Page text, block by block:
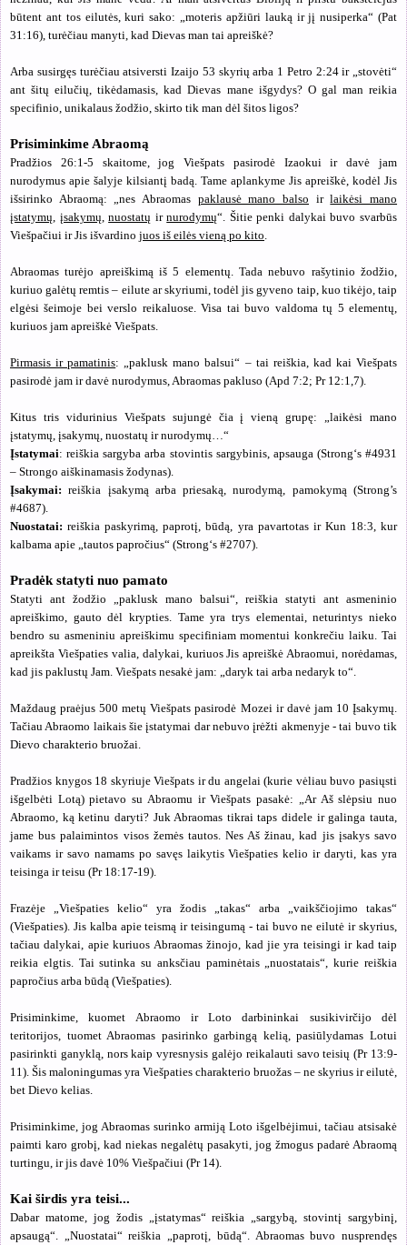
būtent ant tos eilutės, kuri sako: „moteris apžiūri lauką ir jį nusiperka“ (Pat
31:16), turėčiau manyti, kad Dievas man tai apreiškė?
Arba susirgęs turėčiau atsiversti Izaijo 53 skyrių arba 1 Petro 2:24 ir „stovėti“
ant šitų eilučių, tikėdamasis, kad Dievas mane išgydys? O gal man reikia
specifinio, unikalaus žodžio, skirto tik man dėl šitos ligos?
Prisiminkime Abraomą
Pradžios 26:1-5 skaitome, jog Viešpats pasirodė Izaokui ir davė jam
nurodymus apie šalyje kilsiantį badą. Tame aplankyme Jis apreiškė, kodėl Jis
išsirinko Abraomą: „nes Abraomas paklausė mano balso irlaikėsi mano
įstatymų įsakymų ,nuostatų irnurodymų“. Šitie penki dalykai buvo svarbūs
Viešpačiui ir Jis išvardino juos iš eilės vieną po kito
Abraomas turėjo apreiškimą iš 5 elementų. Tada nebuvo rašytinio žodžio,
kuriuo galėtų remtis – eilute ar skyriumi, todėl jis gyveno taip, kuo tikėjo, taip
elgėsi šeimoje bei verslo reikaluose. Visa tai buvo valdoma tų 5 elementų,
kuriuos jam apreiškė Viešpats.
Pirmasis ir pamatinis: „paklusk mano balsui“ – tai reiškia, kad kai Viešpats
pasirodė jam ir davė nurodymus, Abraomas pakluso (Apd 7:2; Pr 12:1,7).
Kitus tris vidurinius Viešpats sujungė čia į vieną grupę: „laikėsi mano
įstatymų, įsakymų, nuostatų ir nurodymų…“
Įstatymai: reiškia sargyba arba stovintis sargybinis, apsauga (Strong‘s #4931
– Strongo aiškinamasis žodynas).
Įsakymai:reiškia įsakymą arba priesaką, nurodymą, pamokymą (Strong’s
#4687).
Nuostatai:reiškia paskyrimą, paprotį, būdą, yra pavartotas ir Kun 18:3, kur
kalbama apie „tautos papročius“ (Strong‘s #2707).
Pradėk statyti nuo pamato
Statyti ant žodžio „paklusk mano balsui“, reiškia statyti ant asmeninio
apreiškimo, gauto dėl krypties. Tame yra trys elementai, neturintys nieko
bendro su asmeniniu apreiškimu specifiniam momentui konkrečiu laiku. Tai
apreikšta Viešpaties valia, dalykai, kuriuos Jis apreiškė Abraomui, norėdamas,
kad jis paklustų Jam. Viešpats nesakė jam: „daryk tai arba nedaryk to“.
Maždaug praėjus 500 metų Viešpats pasirodė Mozei ir davė jam 10 Įsakymų.
Tačiau Abraomo laikais šie įstatymai dar nebuvo įrėžti akmenyje - tai buvo tik
Dievo charakterio bruožai.
Pradžios knygos 18 skyriuje Viešpats ir du angelai (kurie vėliau buvo pasiųsti
išgelbėti Lotą) pietavo su Abraomu ir Viešpats pasakė:
„Ar Aš slėpsiu nuo
Abraomo, ką ketinu daryti? Juk Abraomas tikrai taps didele ir galinga tauta,
jame bus palaimintos visos žemės tautos. Nes Aš žinau, kad jis įsakys savo
vaikams ir savo namams po savęs laikytis Viešpaties kelio ir daryti, kas yra
teisinga ir teisu (Pr 18:17-19).
Frazėje „Viešpaties kelio“ yra žodis „takas“ arba „vaikščiojimo takas“
(Viešpaties). Jis kalba apie teismą ir teisingumą - tai buvo ne eilutė ir skyrius,
tačiau dalykai, apie kuriuos Abraomas žinojo, kad jie yra teisingi ir kad taip
reikia elgtis. Tai sutinka su anksčiau paminėtais „nuostatais“, kurie reiškia
papročius arba būdą (Viešpaties).
Prisiminkime, kuomet Abraomo ir Loto darbininkai susikivirčijo dėl
teritorijos, tuomet Abraomas pasirinko garbingą kelią, pasiūlydamas Lotui
pasirinkti ganyklą, nors kaip vyresnysis galėjo reikalauti savo teisių (Pr 13:9-
11). Šis maloningumas yra Viešpaties charakterio bruožas – ne skyrius ir eilutė,
bet Dievo kelias.
Prisiminkime, jog Abraomas surinko armiją Loto išgelbėjimui, tačiau atsisakė
paimti karo grobį, kad niekas negalėtų pasakyti, jog žmogus padarė Abraomą
turtingu, ir jis davė 10% Viešpačiui (Pr 14).
Kai širdis yra teisi...
Dabar matome, jog žodis „įstatymas“ reiškia „sargybą, stovintį sargybinį,
apsaugą“. „Nuostatai“ reiškia „paprotį, būdą“. Abraomas buvo nusprendęs